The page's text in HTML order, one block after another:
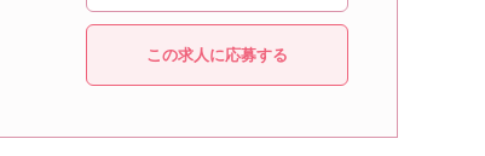
この求人に応募する